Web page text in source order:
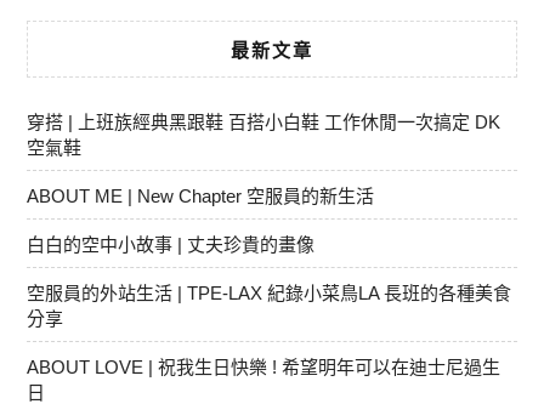
最新文章
穿搭 | 上班族經典黑跟鞋 百搭小白鞋 工作休閒一次搞定 DK
空氣鞋
ABOUT ME | New Chapter 空服員的新生活
白白的空中小故事 | 丈夫珍貴的畫像
空服員的外站生活 | TPE-LAX 紀錄小菜鳥LA 長班的各種美食
分享
ABOUT LOVE | 祝我生日快樂 ! 希望明年可以在迪士尼過生
日